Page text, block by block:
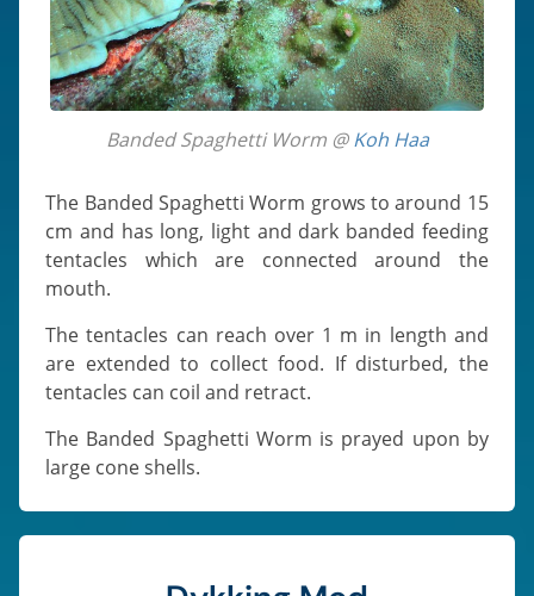
Banded Spaghetti Worm @Koh Haa
The Banded Spaghetti Worm grows to around 15
cm and has long, light and dark banded feeding
tentacles which are connected around the
mouth.
The tentacles can reach over 1 m in length and
are extended to collect food. If disturbed, the
tentacles can coil and retract.
The Banded Spaghetti Worm is prayed upon by
large cone shells.